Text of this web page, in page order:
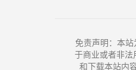
免责声明：本
于商业或者非法
和下载本站内